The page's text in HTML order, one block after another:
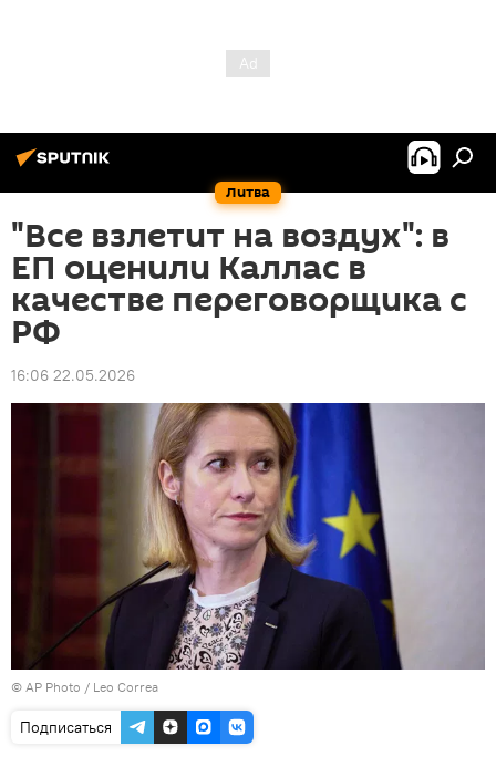
Литва
"Все взлетит на воздух": в
ЕП оценили Каллас в
качестве переговорщика с
РФ
16:06 22.05.2026
© AP Photo / Leo Correa
Подписаться